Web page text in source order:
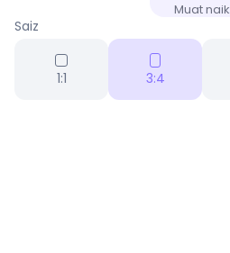
Muat naik
Saiz
1:1 3:4